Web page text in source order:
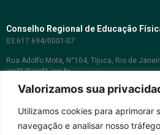
Valorizamos sua
Utilizamos cookies para aprimorar
navegação e analisar nosso
Conselho Regional de Educação
03.617.694/0001-07
Rua Adolfo Mota, N°104, Tijuca, Rio de
cref1@cref1.org.br
Assessoria de comunicação: